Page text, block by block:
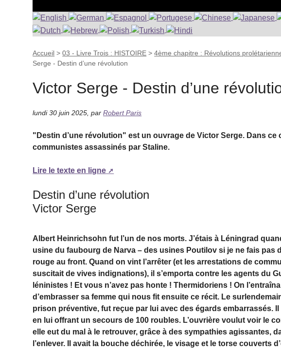
Accueil >03 - Livre Trois : HISTOIRE >4ème chapitre : Révolutions
Serge - Destin d’une révolution
Victor Serge - Destin d’une
lundi 30 juin 2025 ,parRobert Paris
"Destin d’une révolution" est un ouvrage de Victor Serge. Dans
communistes assassinés par Staline.
Lire le texte en ligne
Destin d’une révolution
Victor Serge
Albert Heinrichsohn fut l’un de nos morts. J’étais à Léningrad
usine du faubourg de Narva – des usines Poutilov si je ne fais pas
rouge au front. Quand on vint l’arrêter (et les arrestations de
suscitait de vives indignations), il s’emporta contre les agents du
léninistes ! Et vous n’avez pas honte ! Thermidoriens ! On
d’embrasser sa femme qui nous fit ensuite ce récit. Le
prison préventive, fut reçue par lui avec des égards embarrassés.
en lui offrant un secours de 100 roubles. L’ouvrière voulut voir le
elle eut du mal à le retrouver, grâce à des sympathies agissantes,
l’enlever. Il avait la bouche déchirée, le visage et le torse couverts